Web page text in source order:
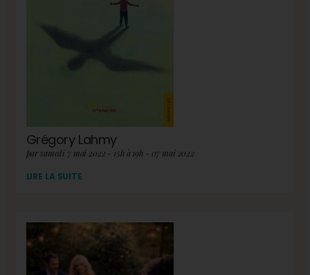
Grégory Lahmy
par samedi 7 mai 2022 - 15h à 19h - 07 mai 2022
LIRE LA SUITE